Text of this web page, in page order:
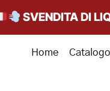
SVENDITA DI
Home Catalogo